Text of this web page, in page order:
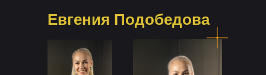
Евгения Подобедова